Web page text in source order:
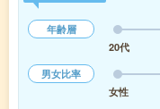
年齢層
20代
男女比率
女性